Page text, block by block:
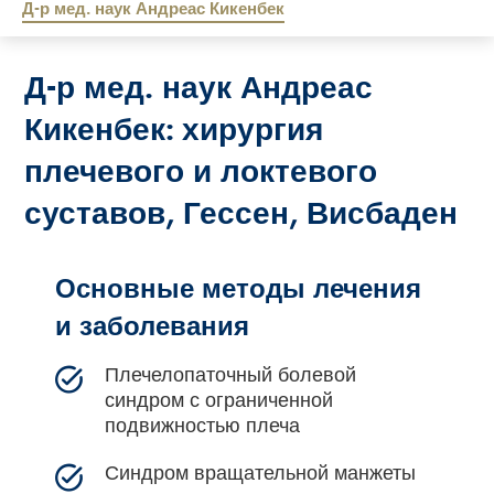
Д-р мед. наук Андреас Кикенбек
Д-р мед. наук Андреас
Кикенбек: хирургия
плечевого и локтевого
суставов, Гессен, Висбаден
Основные методы лечения
и заболевания
Плечелопаточный болевой
синдром с ограниченной
подвижностью плеча
Синдром вращательной манжеты